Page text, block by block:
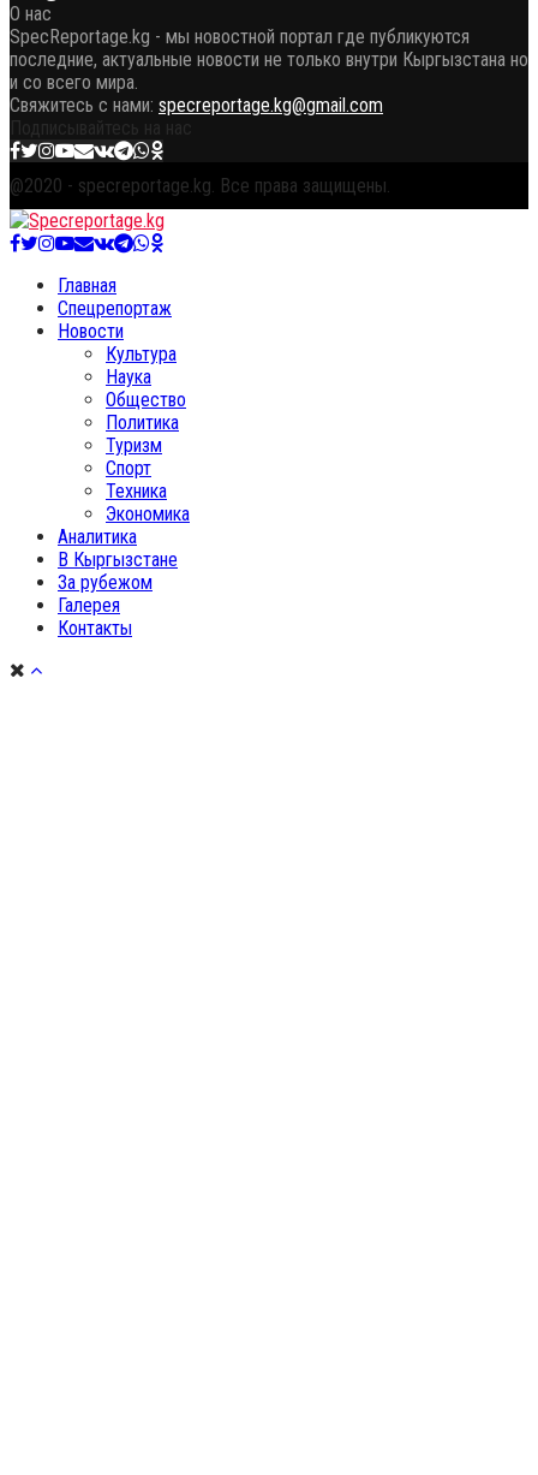
О нас
SpecReportage.kg - мы новостной портал где публикуются
последние, актуальные новости не только внутри Кыргызстана но
и со всего мира.
Свяжитесь с нами: specreportage.kg@gmail.com
Подписывайтесь на нас
Facebook
Twitter
Instagram
Youtube
Email
VkTelegram
Whatsapp
OK
@2020 - specreportage.kg. Все права защищены.
Facebook
Twitter
Instagram
Youtube
Email
VkTelegram
Whatsapp
OK
Главная
Спецрепортаж
Новости
Культура
Наука
Общество
Политика
Туризм
Спорт
Техника
Экономика
Аналитика
В Кыргызстане
За рубежом
Галерея
Контакты